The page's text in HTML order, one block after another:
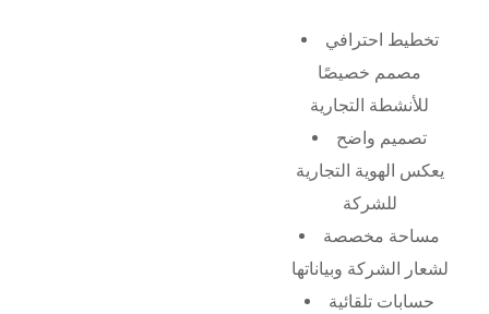
تخطيط احترافي
مصمم خصيصًا
للأنشطة التجارية
تصميم واضح
يعكس الهوية التجارية
للشركة
مساحة مخصصة
لشعار الشركة وبياناتها
حسابات تلقائية